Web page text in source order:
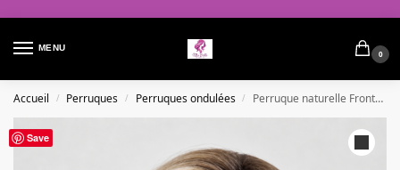
MENU
0
Accueil / Perruques / Perruques ondulées / Perruque naturelle Frontale – Amélie
Save